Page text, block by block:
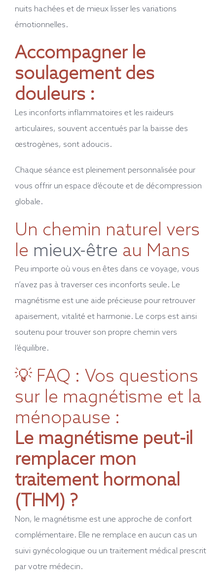
nuits hachées et de mieux lisser les variations
émotionnelles.
Accompagner le
soulagement des
douleurs :
Les inconforts inflammatoires et les raideurs
articulaires, souvent accentués par la baisse des
œstrogènes, sont adoucis.
Chaque séance est pleinement personnalisée pour
vous offrir un espace d’écoute et de décompression
globale.
Un chemin naturel vers
le mieux-être au Mans
Peu importe où vous en êtes dans ce voyage, vous
n’avez pas à traverser ces inconforts seule. Le
magnétisme est une aide précieuse pour retrouver
apaisement, vitalité et harmonie. Le corps est ainsi
soutenu pour trouver son propre chemin vers
l’équilibre.
💡 FAQ : Vos questions
sur le magnétisme et la
ménopause :
Le magnétisme peut-il
remplacer mon
traitement hormonal
(THM) ?
Non, le magnétisme est une approche de confort
complémentaire. Elle ne remplace en aucun cas un
suivi gynécologique ou un traitement médical prescrit
par votre médecin.